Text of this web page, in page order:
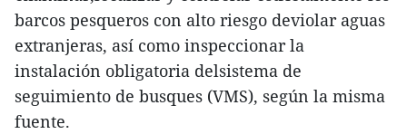
barcos pesqueros con alto riesgo deviolar aguas
extranjeras, así como inspeccionar la
instalación obligatoria delsistema de
seguimiento de busques (VMS), según la misma
fuente.